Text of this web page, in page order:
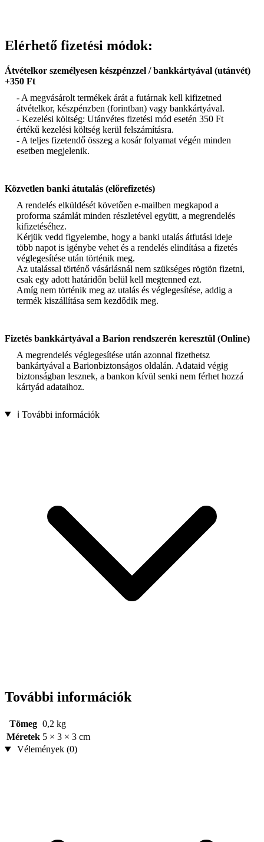
Elérhető fizetési módok:
Átvételkor személyesen készpénzzel / bankkártyával (utánvét)
+350 Ft
- A megvásárolt termékek árát a futárnak kell kifizetned
átvételkor, készpénzben (forintban) vagy bankkártyával.
- Kezelési költség: Utánvétes fizetési mód esetén 350 Ft
értékű kezelési költség kerül felszámításra.
- A teljes fizetendő összeg a kosár folyamat végén minden
esetben megjelenik.
Közvetlen banki átutalás (előrefizetés)
A rendelés elküldését követően e-mailben megkapod a
proforma számlát minden részletével együtt, a megrendelés
kifizetéséhez.
Kérjük vedd figyelembe, hogy a banki utalás átfutási ideje
több napot is igénybe vehet és a rendelés elindítása a fizetés
véglegesítése után történik meg.
Az utalással történő vásárlásnál nem szükséges rögtön fizetni,
csak egy adott határidőn belül kell megtenned ezt.
Amíg nem történik meg az utalás és véglegesítése, addig a
termék kiszállítása sem kezdődik meg.
Fizetés bankkártyával a Barion rendszerén keresztül (Online)
A megrendelés véglegesítése után azonnal fizethetsz
bankártyával a Barionbiztonságos oldalán. Adataid végig
biztonságban lesznek, a bankon kívül senki nem férhet hozzá
kártyád adataihoz.
ℹ️ További információk
További információk
Tömeg 0,2 kg
Méretek 5 × 3 × 3 cm
Vélemények (0)